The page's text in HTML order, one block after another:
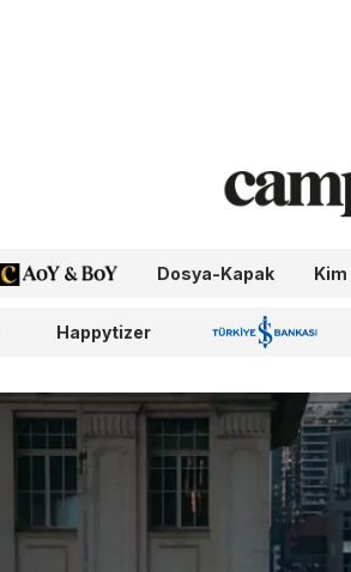
AoY/BoY Dosya-Kapak Kim
Happytizer İş Bankası 100.Yıl